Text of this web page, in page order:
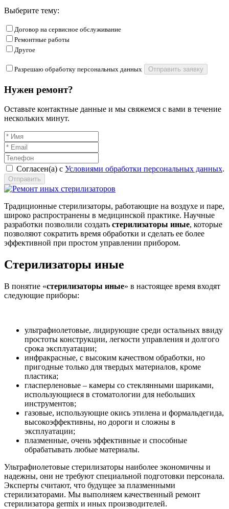
Выберите тему:
Договор на сервисное обслуживание
Ремонтные работы
Другое
Разрешаю обработку персональных данных Отправить заявку
Нужен ремонт?
Оставьте контактные данные и мы свяжемся с вами в течение
нескольких минут.
Согласен(а) с Условиями обработки персональных данных.
Отправить
Традиционные стерилизаторы, работающие на воздухе и паре,
широко распространены в медицинской практике. Научные
разработки позволили создать стерилизаторы иные, которые
позволяют сократить время обработки и сделать ее более
эффективной при простом управлении прибором.
Стерилизаторы иные
В понятие «стерилизаторы иные» в настоящее время входят
следующие приборы:
ультрафиолетовые, лидирующие среди остальных ввиду
простоты конструкции, легкости управления и долгого
срока эксплуатации;
инфракрасные, с высоким качеством обработки, но
пригодные только для твердых материалов, кроме
пластика;
гласперленовые – камеры со стеклянными шариками,
использующиеся в стоматологии для небольших
инструментов;
газовые, использующие окись этилена и формальдегида,
высокоэффективны, но дороги и сложны в
эксплуатации;
плазменные, очень эффективные и способные
обрабатывать любые материалы.
Ультрафиолетовые стерилизаторы наиболее экономичны и
надежны, они не требуют специальной подготовки персонала.
Эксперты считают, что будущее за плазменными
стерилизаторами. Мы выполняем качественный ремонт
стерилизатора germix и иных производителей.